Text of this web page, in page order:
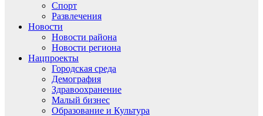
Спорт
Развлечения
Новости
Новости района
Новости региона
Нацпроекты
Городская среда
Демография
Здравоохранение
Малый бизнес
Образование и Культура